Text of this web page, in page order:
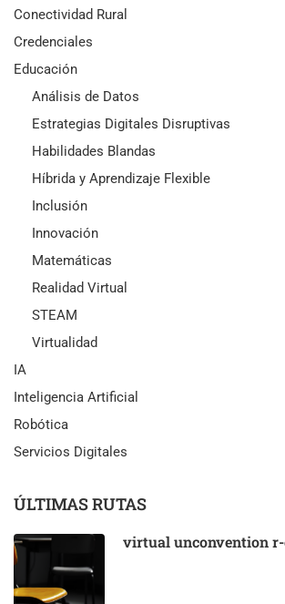
Conectividad Rural
Credenciales
Educación
Análisis de Datos
Estrategias Digitales Disruptivas
Habilidades Blandas
Híbrida y Aprendizaje Flexible
Inclusión
Innovación
Matemáticas
Realidad Virtual
STEAM
Virtualidad
IA
Inteligencia Artificial
Robótica
Servicios Digitales
ÚLTIMAS RUTAS